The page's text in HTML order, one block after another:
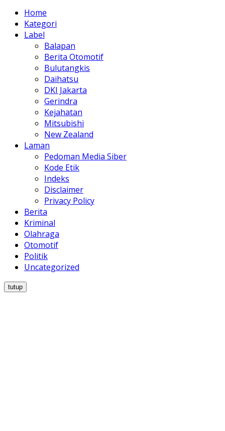
Home
Kategori
Label
Balapan
Berita Otomotif
Bulutangkis
Daihatsu
DKI Jakarta
Gerindra
Kejahatan
Mitsubishi
New Zealand
Laman
Pedoman Media Siber
Kode Etik
Indeks
Disclaimer
Privacy Policy
Berita
Kriminal
Olahraga
Otomotif
Politik
Uncategorized
tutup